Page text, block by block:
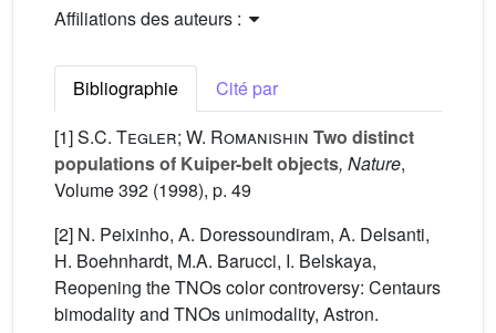
Affiliations des auteurs :
Bibliographie
Cité par
[1]S.C. Tegler; W. Romanishin Two distinct
populations of Kuiper-belt objects, Nature,
Volume 392 (1998), p. 49
[2] N. Peixinho, A. Doressoundiram, A. Delsanti,
H. Boehnhardt, M.A. Barucci, I. Belskaya,
Reopening the TNOs color controversy: Centaurs
bimodality and TNOs unimodality, Astron.